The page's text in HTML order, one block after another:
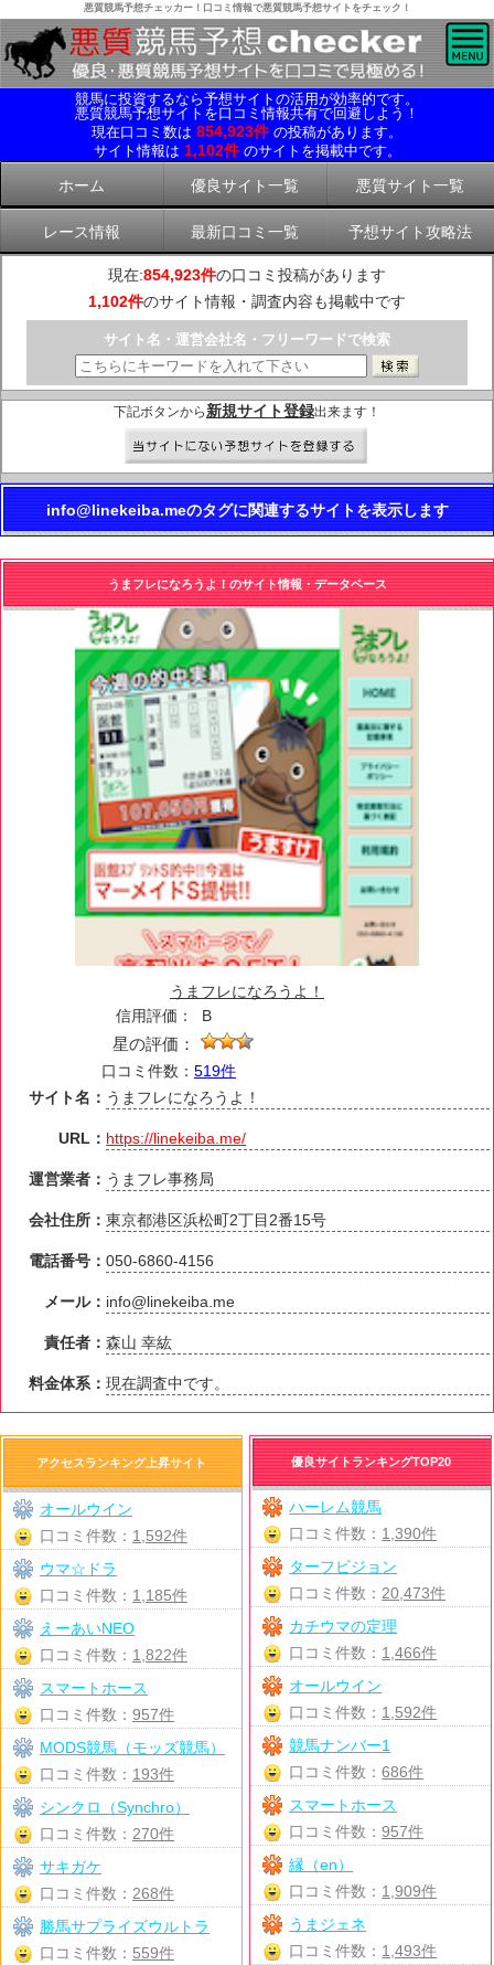
悪質競馬予想チェッカー！口コミ情報で悪質競馬予想サイトをチェック！
競馬に投資するなら予想サイトの活用が効率的です。
悪質競馬予想サイトを口コミ情報共有で回避しよう！
現在口コミ数は 854,923件 の投稿があります。
サイト情報は 1,102件 のサイトを掲載中です。
ホーム 優良サイト一覧 悪質サイト一覧
レース情報 最新口コミ一覧 予想サイト攻略法
現在:854,923件の口コミ投稿があります
1,102件のサイト情報・調査内容も掲載中です
サイト名・運営会社名・フリーワードで検索
下記ボタンから 新規サイト登録出来ます！
info@linekeiba.meのタグに関連するサイトを表示します
うまフレになろうよ！のサイト情報・データベース
うまフレになろうよ！
信用評価：
B
星の評価：
口コミ件数： 519件
サイト名： うまフレになろうよ！
URL： https://linekeiba.me/
運営業者： うまフレ事務局
会社住所：東京都港区浜松町2丁目2番15号
電話番号：050-6860-4156
メール： info@linekeiba.me
責任者：森山 幸紘
料金体系：現在調査中です。
優良サイトランキングTOP20
ハーレム競馬
口コミ件数： 1,390件
ターフビジョン
口コミ件数： 20,473件
カチウマの定理
口コミ件数： 1,466件
オールウイン
口コミ件数： 1,592件
競馬ナンバー1
口コミ件数：686件
スマートホース
口コミ件数：957件
縁（en）
口コミ件数： 1,909件
うまジェネ
口コミ件数： 1,493件
アクセスランキング上昇サイト
オールウイン
口コミ件数： 1,592件
ウマ☆ドラ
口コミ件数： 1,185件
えーあいNEO
口コミ件数： 1,822件
スマートホース
口コミ件数： 957件
MODS競馬（モッズ競馬）
口コミ件数： 193件
シンクロ（Synchro）
口コミ件数： 270件
サキガケ
口コミ件数： 268件
勝馬サプライズウルトラ
口コミ件数： 559件